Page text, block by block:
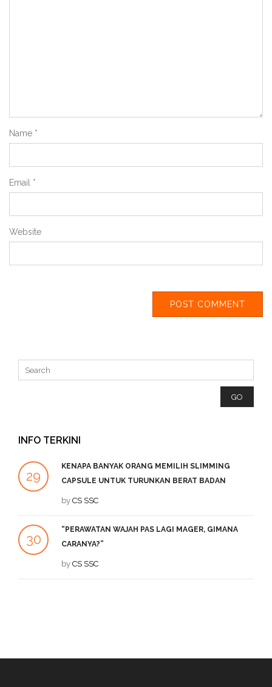
Name *
Email *
Website
INFO TERKINI
29
KENAPA BANYAK ORANG MEMILIH SLIMMING
CAPSULE UNTUK TURUNKAN BERAT BADAN
by CS SSC
30
“PERAWATAN WAJAH PAS LAGI MAGER, GIMANA
CARANYA?”
by CS SSC